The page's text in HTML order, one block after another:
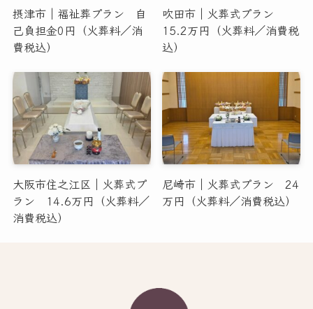
摂津市｜福祉葬プラン 自
己負担金0円（火葬料／消
費税込）
吹田市｜火葬式プラン
15.2万円（火葬料／消費税
込）
大阪市住之江区｜火葬式プ
ラン 14.6万円（火葬料／
消費税込）
尼崎市｜火葬式プラン 24
万円（火葬料／消費税込）